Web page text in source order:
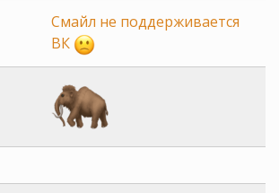
Смайл не поддерживается
ВК